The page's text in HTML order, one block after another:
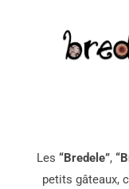
Les “Bredele”,
petits gâteaux,